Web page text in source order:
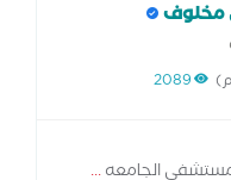
مخلوف
2089
مستشفى الجامعه...